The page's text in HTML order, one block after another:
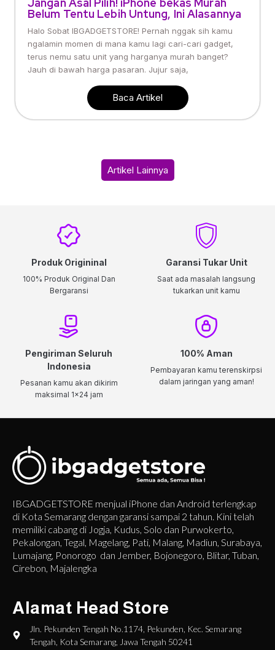
Jangan Asal Pilih! iPhone bekas Murah
Belum Tentu Lebih Untung, Ini Alasannya
Halo Sobat IBGADGETSTORE! Pernah nggak sih kamu
ngalamin momen di mana kamu lagi cari-cari gadget,
terus nemu satu unit yang harganya murah banget?
Jauh di bawah harga pasaran. Jujur saja,
Baca Artikel
Artikel Lainnya
Produk Origininal
100% Produk Original Dan
Bergaransi
Garansi Tukar Unit
Saat ada masalah langsung
tukarkan unit kamu
Pengiriman Seluruh
Indonesia
Pesanan kamu akan dikirim
maksimal 1x24 jam
100% Aman
Pembayaran kamu terenskirpsi
dalam jaringan yang aman!
IBGADGETSTORE menjual iPhone dan Android terlengkap
di Kota Semarang dengan garansi sampai 2 tahun. Kini telah
memiliki cabang di Jogja, Kudus, Solo dan Purwokerto,
Pekalongan, Tegal, Magelang, Pati, Malang, Madiun, Surabaya,
Lumajang, Ponorogo dan Jember, Bojonegoro, Blitar, Tuban,
Cirebon, Majalengka
Alamat Head Store
Jln. Pekunden Tengah No.1174, Pekunden, Kec. Semarang
Tengah, Kota Semarang, Jawa Tengah 50241